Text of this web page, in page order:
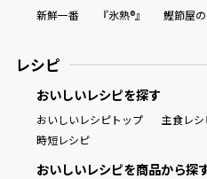
新鮮一番 『氷熟®』 鰹節屋
レシピ
おいしいレシピを探す
おいしいレシピトップ 主食レシ
時短レシピ
おいしいレシピを商品から探